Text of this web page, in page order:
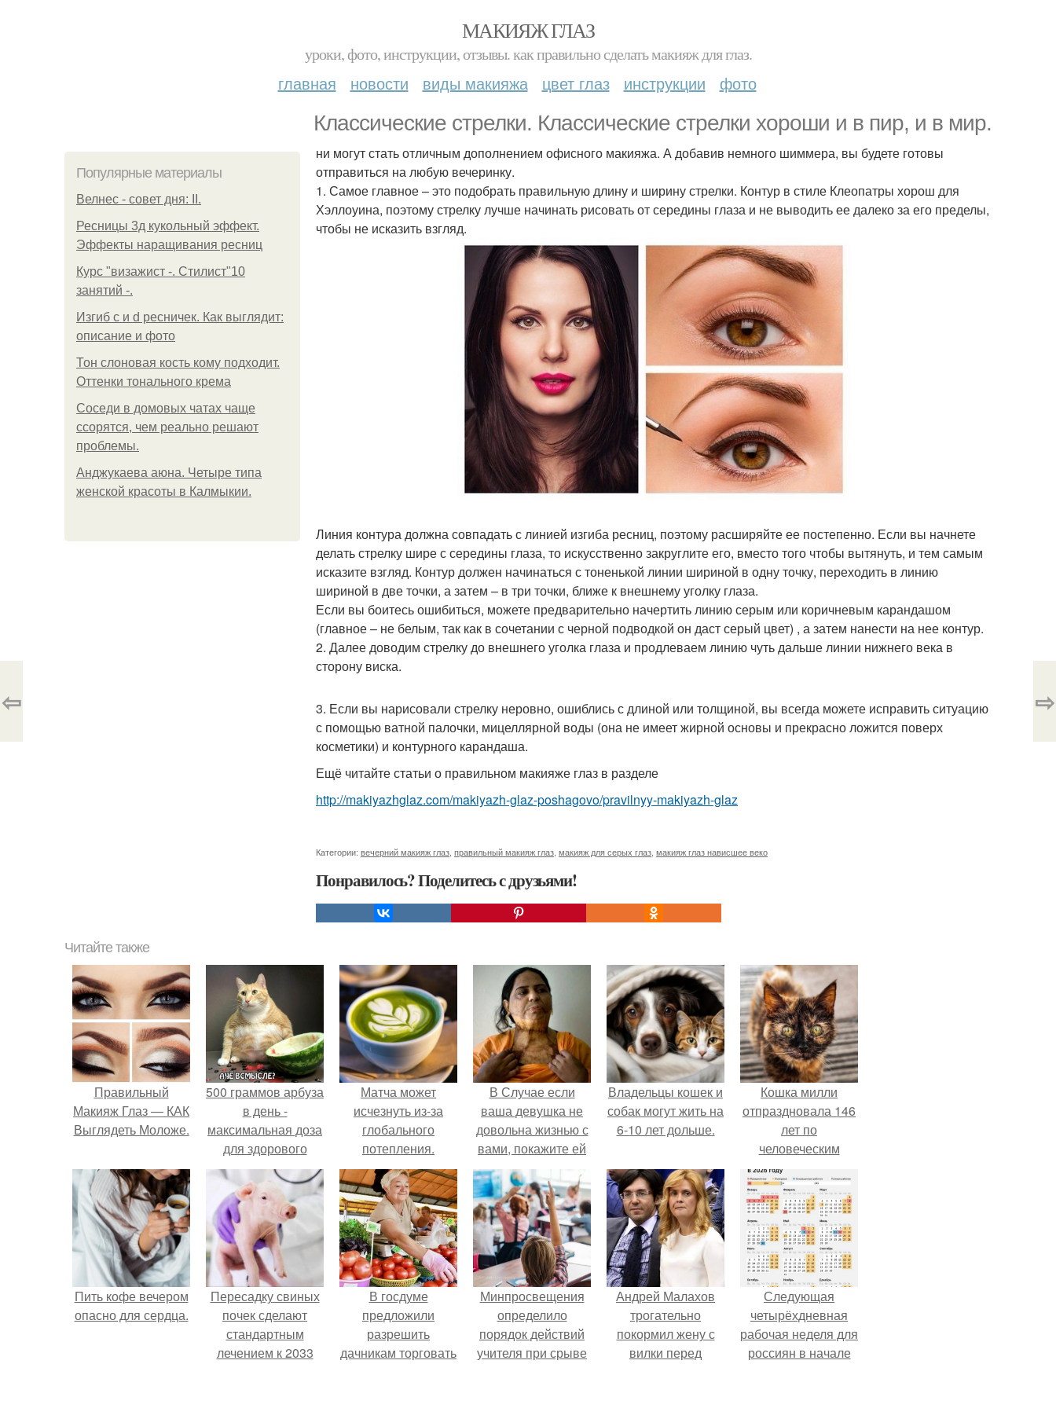
МАКИЯЖ ГЛАЗ
уроки, фото, инструкции, отзывы. как правильно сделать макияж для глаз.
главная новости виды макияжа цвет глаз инструкции фото
Классические стрелки. Классические стрелки хороши и в пир, и в мир.
Популярные материалы
Велнес - совет дня: II.
Ресницы 3д кукольный эффект.
Эффекты наращивания ресниц
Курс "визажист -. Стилист"10
занятий -.
Изгиб c и d ресничек. Как выглядит:
описание и фото
Тон слоновая кость кому подходит.
Оттенки тонального крема
Соседи в домовых чатах чаще
ссорятся, чем реально решают
проблемы.
Анджукаева аюна. Четыре типа
женской красоты в Калмыкии.
ни могут стать отличным дополнением офисного макияжа. А добавив немного шиммера, вы будете готовы
отправиться на любую вечеринку.
1. Самое главное – это подобрать правильную длину и ширину стрелки. Контур в стиле Клеопатры хорош для
Хэллоуина, поэтому стрелку лучше начинать рисовать от середины глаза и не выводить ее далеко за его пределы,
чтобы не исказить взгляд.
Линия контура должна совпадать с линией изгиба ресниц, поэтому расширяйте ее постепенно. Если вы начнете
делать стрелку шире с середины глаза, то искусственно закруглите его, вместо того чтобы вытянуть, и тем самым
исказите взгляд. Контур должен начинаться с тоненькой линии шириной в одну точку, переходить в линию
шириной в две точки, а затем – в три точки, ближе к внешнему уголку глаза.
Если вы боитесь ошибиться, можете предварительно начертить линию серым или коричневым карандашом
(главное – не белым, так как в сочетании с черной подводкой он даст серый цвет) , а затем нанести на нее контур.
2. Далее доводим стрелку до внешнего уголка глаза и продлеваем линию чуть дальше линии нижнего века в
сторону виска.
3. Если вы нарисовали стрелку неровно, ошиблись с длиной или толщиной, вы всегда можете исправить ситуацию
с помощью ватной палочки, мицеллярной воды (она не имеет жирной основы и прекрасно ложится поверх
косметики) и контурного карандаша.
Ещё читайте статьи о правильном макияже глаз в разделе
http://makiyazhglaz.com/makiyazh-glaz-poshagovo/pravilnyy-makiyazh-glaz
Категории: вечерний макияж глаз правильный макияж глаз макияж для серых глаз макияж глаз нависшее веко
Понравилось? Поделитесь с друзьями!
⇦ ⇨
Читайте также
Правильный
Макияж Глаз — КАК
Выглядеть Моложе.
500 граммов арбуза
в день -
максимальная доза
для здорового
взрослого,
предупредили
врачи.
Матча может
исчезнуть из-за
глобального
потепления.
В Случае если
ваша девушка не
довольна жизнью с
вами, покажите ей
этот пост.
Владельцы кошек и
собак могут жить на
6-10 лет дольше.
Кошка милли
отпраздновала 146
лет по
человеческим
Меркам и
претендует на
звание самой
старой в мире.
Пить кофе вечером
опасно для сердца.
Пересадку свиных
почек сделают
стандартным
лечением к 2033
В госдуме
предложили
разрешить
дачникам торговать
Минпросвещения
определило
порядок действий
учителя при срыве
Андрей Малахов
трогательно
покормил жену с
вилки перед
Следующая
четырёхдневная
рабочая неделя для
россиян в начале